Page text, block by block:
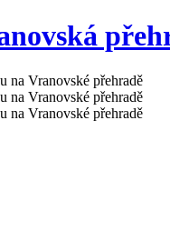
na Vranovské přehradě
na Vranovské přehradě
na Vranovské přehradě